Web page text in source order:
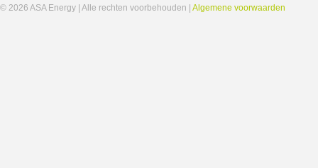
© 2026 ASA Energy | Alle rechten voorbehouden | Algemene voorwaarden